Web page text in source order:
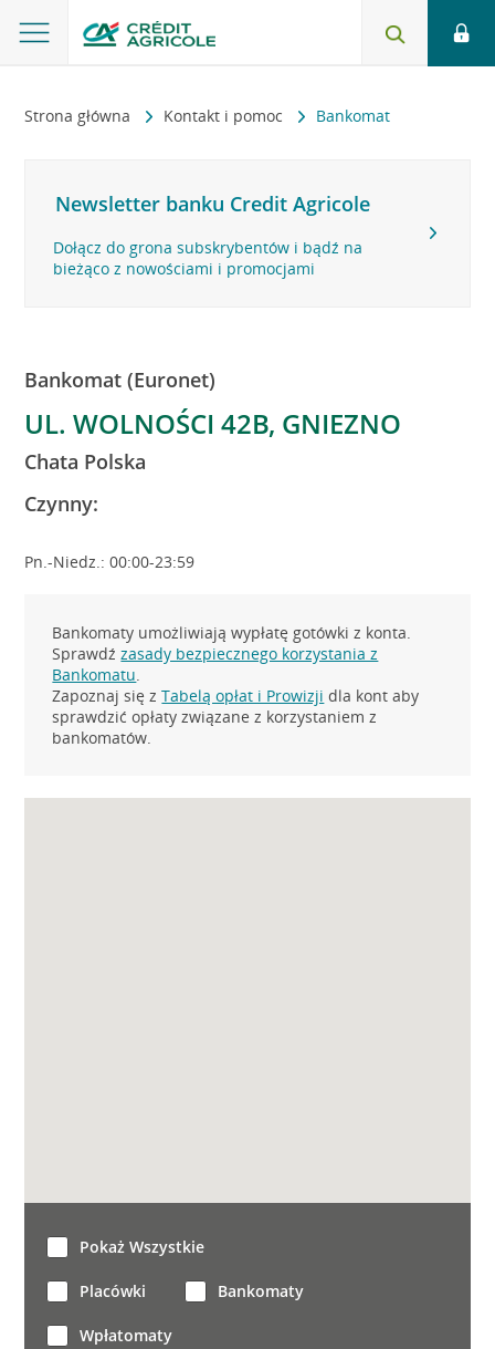
Strona główna Kontakt i pomoc Bankomat
Newsletter banku Credit Agricole
Dołącz do grona subskrybentów i bądź na
bieżąco z nowościami i promocjami
Bankomat (Euronet)
UL. WOLNOŚCI 42B, GNIEZNO
Chata Polska
Czynny:
Pn.-Niedz.: 00:00-23:59
Bankomaty umożliwiają wypłatę gotówki z konta.
Sprawdźzasady bezpiecznego korzystania z
Bankomatu.
Zapoznaj się zTabelą opłat i Prowizji dla kont aby
sprawdzić opłaty związane z korzystaniem z
bankomatów.
Pokaż Wszystkie
Placówki Bankomaty
Wpłatomaty